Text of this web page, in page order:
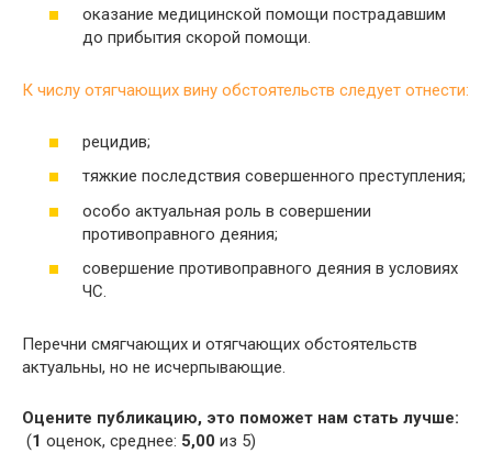
оказание медицинской помощи пострадавшим
до прибытия скорой помощи.
К числу отягчающих вину обстоятельств следует отнести:
рецидив;
тяжкие последствия совершенного преступления;
особо актуальная роль в совершении
противоправного деяния;
совершение противоправного деяния в условиях
ЧС.
Перечни смягчающих и отягчающих обстоятельств
актуальны, но не исчерпывающие.
Оцените публикацию, это поможет нам стать лучше:
(1 оценок, среднее: 5,00 из 5)